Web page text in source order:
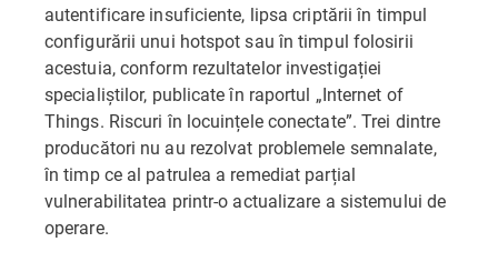
autentificare insuficiente, lipsa criptării în timpul
configurării unui hotspot sau în timpul folosirii
acestuia, conform rezultatelor investigației
specialiștilor, publicate în raportul „Internet of
Things. Riscuri în locuințele conectate”. Trei dintre
producători nu au rezolvat problemele semnalate,
în timp ce al patrulea a remediat parțial
vulnerabilitatea printr-o actualizare a sistemului de
operare.